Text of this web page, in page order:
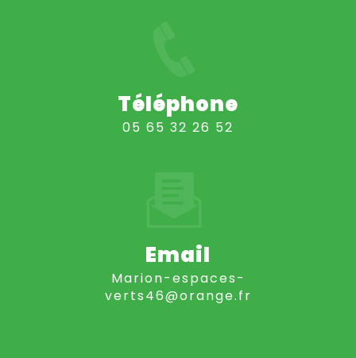
Téléphone
05 65 32 26 52
Email
marion-espaces-
verts46@orange.fr